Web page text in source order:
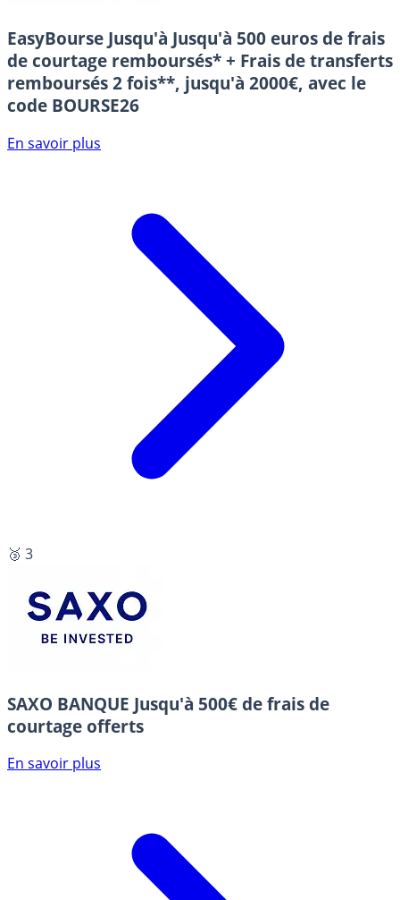
EasyBourse Jusqu'à Jusqu'à 500 euros de frais
de courtage remboursés* + Frais de transferts
remboursés 2 fois**, jusqu'à 2000€, avec le
code BOURSE26
En savoir plus
🥉 3
SAXO BANQUE Jusqu'à 500€ de frais de
courtage offerts
En savoir plus